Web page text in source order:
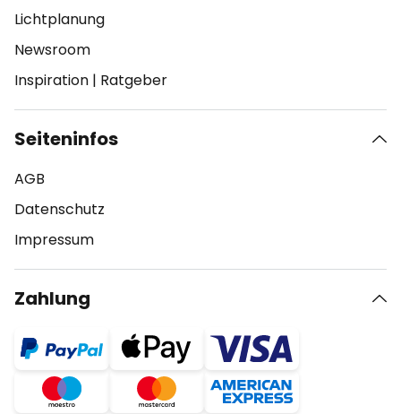
Lichtplanung
Newsroom
Inspiration | Ratgeber
Seiteninfos
AGB
Datenschutz
Impressum
Zahlung